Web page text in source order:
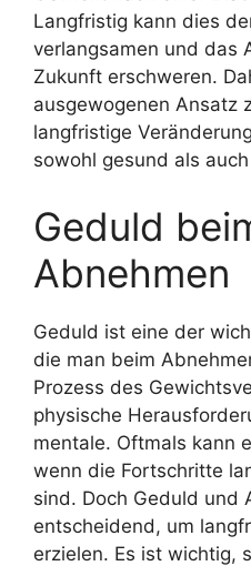
Langfristig kann dies
verlangsamen und das
Zukunft erschweren.
ausgewogenen Ansatz
langfristige
sowohl gesund als
Geduld
Abnehmen
Geduld ist eine der
die man beim
Prozess des
physische
mentale. Oftmals kann
wenn die Fortschritte
sind. Doch Geduld und
entscheidend, um
erzielen. Es ist wichtig,